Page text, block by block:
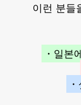
이런 분들
・일본